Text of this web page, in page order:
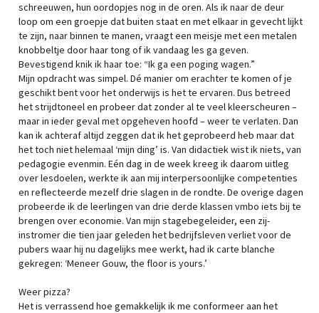
schreeuwen, hun oordopjes nog in de oren. Als ik naar de deur
loop om een groepje dat buiten staat en met elkaar in gevecht lijkt
te zijn, naar binnen te manen, vraagt een meisje met een metalen
knobbeltje door haar tong of ik vandaag les ga geven.
Bevestigend knik ik haar toe: “Ik ga een poging wagen.”
Mijn opdracht was simpel. Dé manier om erachter te komen of je
geschikt bent voor het onderwijs is het te ervaren. Dus betreed
het strijdtoneel en probeer dat zonder al te veel kleerscheuren –
maar in ieder geval met opgeheven hoofd – weer te verlaten. Dan
kan ik achteraf altijd zeggen dat ik het geprobeerd heb maar dat
het toch niet helemaal ‘mijn ding’ is. Van didactiek wist ik niets, van
pedagogie evenmin. Eén dag in de week kreeg ik daarom uitleg
over lesdoelen, werkte ik aan mij interpersoonlijke competenties
en reflecteerde mezelf drie slagen in de rondte. De overige dagen
probeerde ik de leerlingen van drie derde klassen vmbo iets bij te
brengen over economie. Van mijn stagebegeleider, een zij-
instromer die tien jaar geleden het bedrijfsleven verliet voor de
pubers waar hij nu dagelijks mee werkt, had ik carte blanche
gekregen: ‘Meneer Gouw, the floor is yours.’
Weer pizza?
Het is verrassend hoe gemakkelijk ik me conformeer aan het